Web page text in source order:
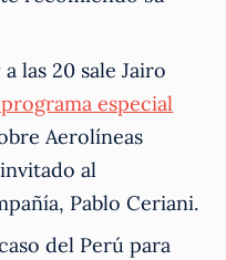
las 20 sale Jairo
especial
Aerolíneas
al
Pablo Ceriani.
del Perú para